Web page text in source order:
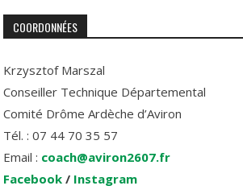
COORDONNÉES
Krzysztof Marszal
Conseiller Technique Départemental
Comité Drôme Ardèche d’Aviron
Tél. : 07 44 70 35 57
Email : coach@aviron2607.fr
Facebook / Instagram